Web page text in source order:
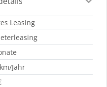
Leasing
Jahr